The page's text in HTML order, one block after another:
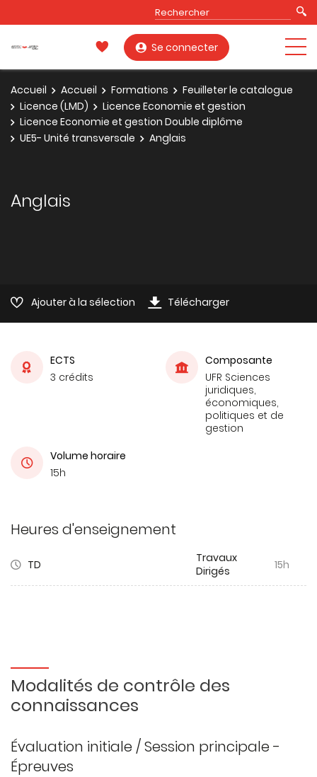
Se connecter
Accueil Accueil Formations
Feuilleter le catalogue
Licence (LMD)
Licence Economie et gestion
Licence Economie et gestion Double diplôme
UE5- Unité transversale
Anglais
Anglais
Ajouter à la sélection Télécharger
ECTS
3 crédits
Composante
UFR Sciences
juridiques,
économiques,
politiques et de
gestion
Volume horaire
15h
Heures d'enseignement
TD
Travaux
Dirigés
15h
Modalités de contrôle des
connaissances
Évaluation initiale / Session principale -
Épreuves